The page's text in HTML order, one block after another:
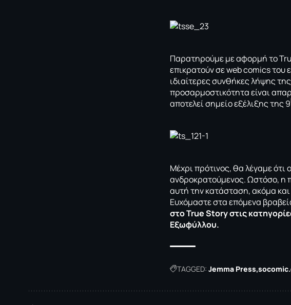
Παρατηρούμε με αφορμή το
επικρατούν σε web comics
ιδιαίτερες συνθήκες λήψης
προσαρμοστικότητα είναι
αποτελεί σημείο εξέλιξης της 9
Μέχρι πρότινος, θα λέγαμε
ανδροκρατούμενος. Ωστόσο, η
αυτή την κατάσταση, ακόμα
Ευχόμαστε στα επόμενα
στο True Story στις
Εξωφύλλου.
TAGGED: Jemma Press